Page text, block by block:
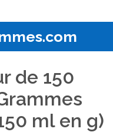
de 150
ml en g)